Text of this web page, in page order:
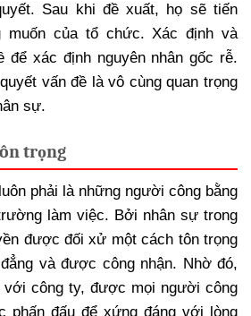
Sau khi đề xuất, họ sẽ tiến
muốn của tổ chức. Xác định và
để xác định nguyên nhân gốc rễ.
vấn đề là vô cùng quan trọng
sự.
trọng
phải là những người công bằng
làm việc. Bởi nhân sự trong
được đối xử một cách tôn trọng
và được công nhận. Nhờ đó,
với công ty, được mọi người công
phấn đấu để xứng đáng với lòng